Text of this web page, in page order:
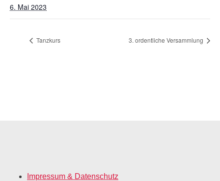
6. Mai 2023
Tanzkurs 3. ordentliche Versammlung
Impressum & Datenschutz